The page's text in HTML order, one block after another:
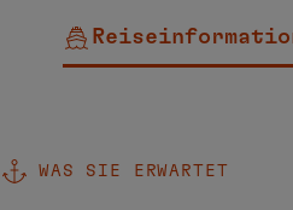
WAS SIE ERWARTET